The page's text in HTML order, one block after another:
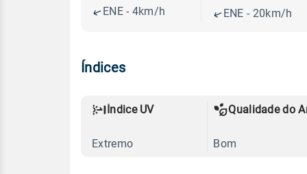
ENE - 4km/h
ENE - 20km/h
Índices
Índice UV
Extremo
Qualidade do
Bom